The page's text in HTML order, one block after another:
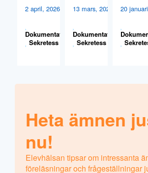
2 april, 2026
Dokumentation
Sekretess
f
O
n
13 mars, 2026
Dokumentation
Sekretess
20
Heta ämnen
nu!
Elevhälsan tipsar om intressanta
föreläsningar och frågeställningar